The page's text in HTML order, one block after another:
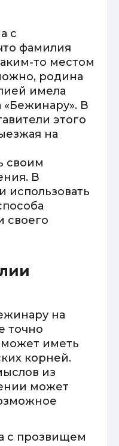
с
фамилия
то местом
родина
имела
«Бежинару». В
этого
на
своим
В
использовать
своего
на
точно
может иметь
корней.
из
может
с прозвищем